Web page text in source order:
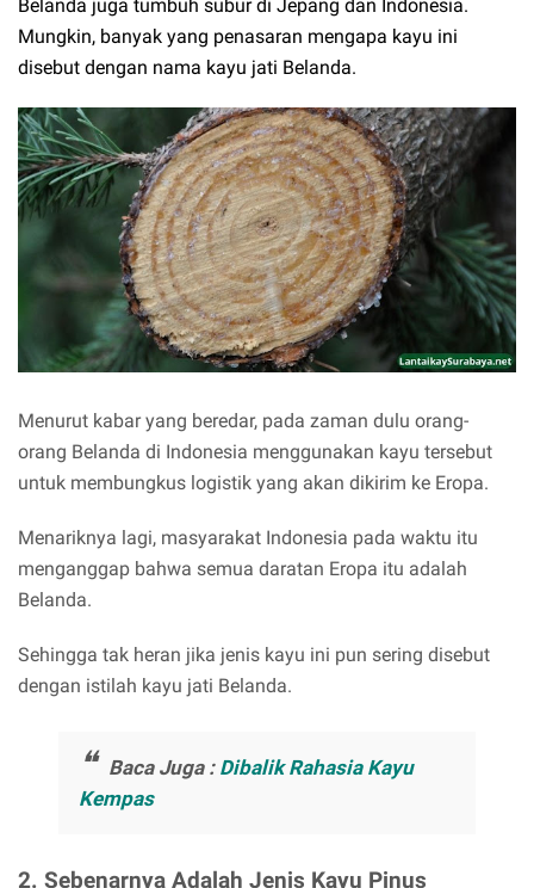
Belanda juga tumbuh subur di Jepang dan Indonesia.
Mungkin, banyak yang penasaran mengapa kayu ini
disebut dengan nama kayu jati Belanda.
Menurut kabar yang beredar, pada zaman dulu orang-
orang Belanda di Indonesia menggunakan kayu tersebut
untuk membungkus logistik yang akan dikirim ke Eropa.
Menariknya lagi, masyarakat Indonesia pada waktu itu
menganggap bahwa semua daratan Eropa itu adalah
Belanda.
Sehingga tak heran jika jenis kayu ini pun sering disebut
dengan istilah kayu jati Belanda.
Baca Juga : Dibalik Rahasia Kayu
Kempas
2. Sebenarnya Adalah Jenis Kayu Pinus